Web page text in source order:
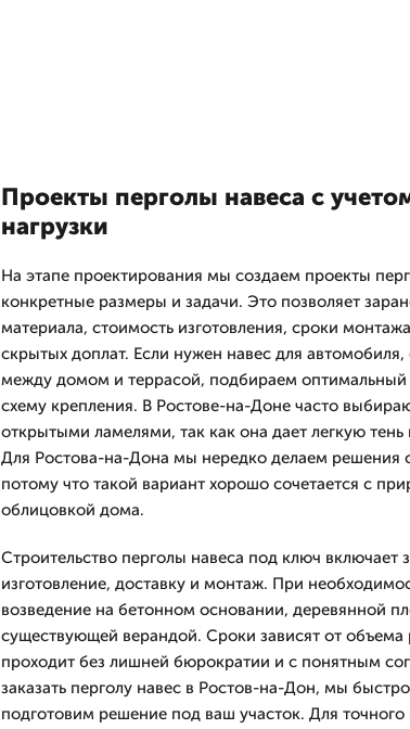
Проекты перголы навеса с
нагрузки
На этапе проектирования мы создаем проекты
конкретные размеры и задачи. Это позволяет
материала, стоимость изготовления, сроки
скрытых доплат. Если нужен навес для автомобиля,
между домом и террасой, подбираем оптимальный
схему крепления. В Ростове-на-Доне часто
открытыми ламелями, так как она дает легкую
Для Ростова-на-Дона мы нередко делаем решения
потому что такой вариант хорошо сочетается с
облицовкой дома.
Строительство перголы навеса под ключ включает
изготовление, доставку и монтаж. При
возведение на бетонном основании, деревянной
существующей верандой. Сроки зависят от объема
проходит без лишней бюрократии и с понятным
заказать перголу навес в Ростов-на-Дон, мы
подготовим решение под ваш участок. Для